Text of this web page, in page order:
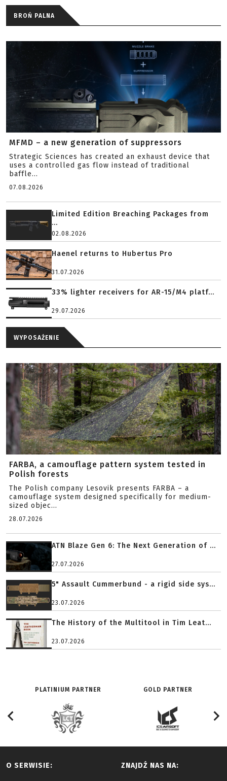
BROŃ PALNA
MFMD – a new generation of suppressors
Strategic Sciences has created an exhaust device that
uses a controlled gas flow instead of traditional
baffle...
07.08.2026
Limited Edition Breaching Packages from
...
02.08.2026
Haenel returns to Hubertus Pro
31.07.2026
33% lighter receivers for AR-15/M4 platf...
29.07.2026
WYPOSAŻENIE
FARBA, a camouflage pattern system tested in
Polish forests
The Polish company Lesovik presents FARBA – a
camouflage system designed specifically for medium-
sized objec...
28.07.2026
ATN Blaze Gen 6: The Next Generation of ...
27.07.2026
5" Assault Cummerbund - a rigid side sys...
23.07.2026
The History of the Multitool in Tim Leat...
23.07.2026
PLATINIUM PARTNER GOLD PARTNER
O SERWISIE: ZNAJDŹ NAS NA: